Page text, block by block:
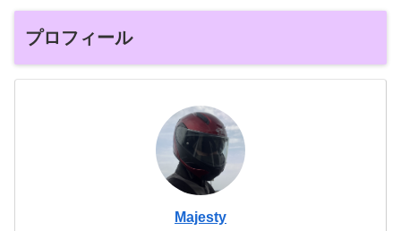
プロフィール
Majesty